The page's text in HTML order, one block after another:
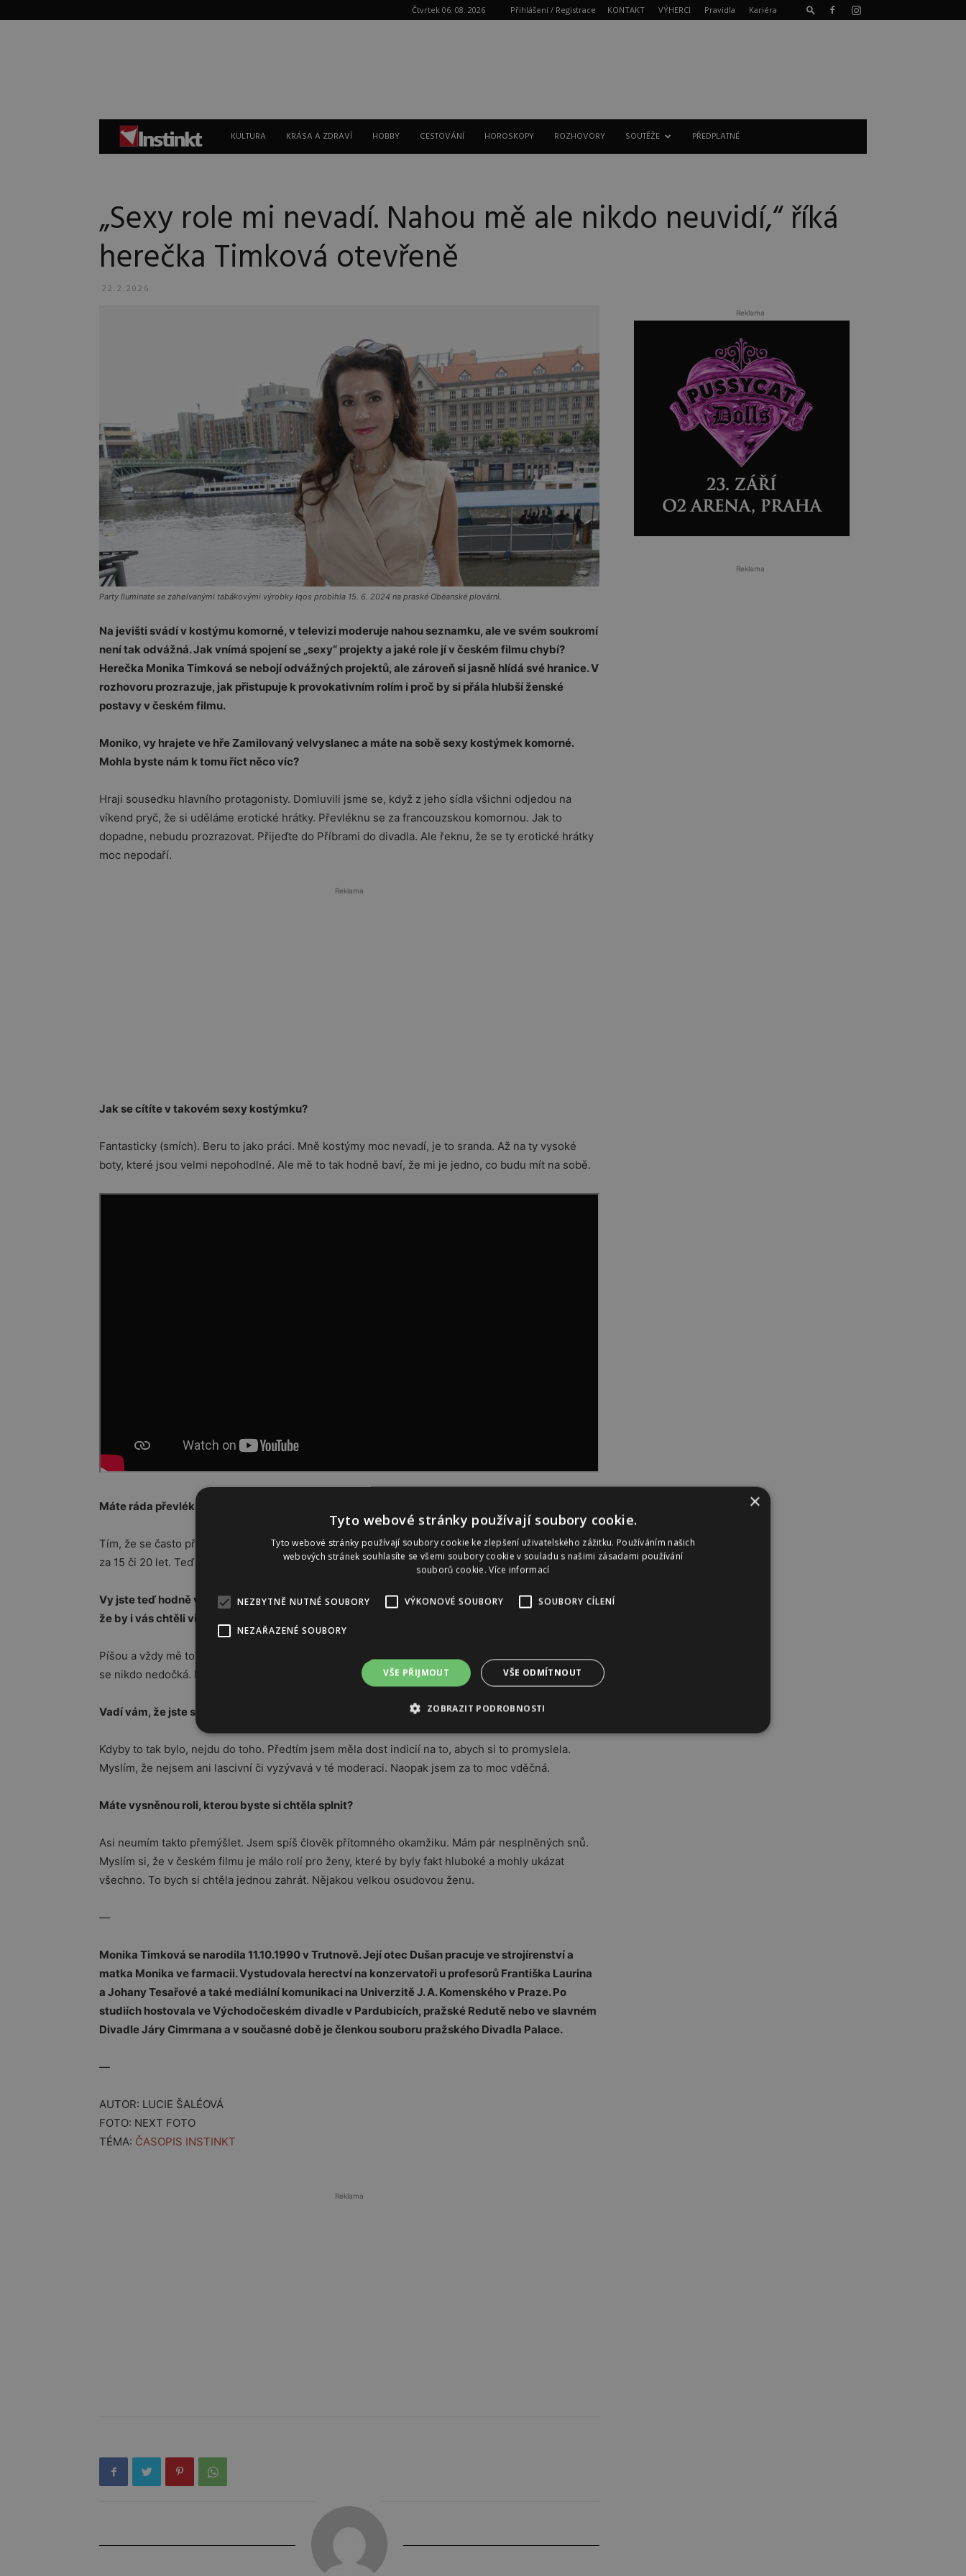
Čtvrtek 06. 08. 2026 Přihlášení / Registrace KONTAKT VÝHERCI Pravidla Kariéra
Instinkt
KULTURA KRÁSA A ZDRAVÍ HOBBY CESTOVÁNÍ HOROSKOPY ROZHOVORY SOUTĚŽE PŘEDPLATNÉ
„Sexy role mi nevadí. Nahou mě ale nikdo neuvidí,“ říká
herečka Timková otevřeně
22.2.2026
Party Iluminate se zahøívanými tabákovými výrobky Iqos probìhla 15. 6. 2024 na praské Obèanské plovárnì.
Na jevišti svádí v kostýmu komorné, v televizi moderuje nahou seznamku, ale ve svém soukromí
není tak odvážná. Jak vnímá spojení se „sexy“ projekty a jaké role jí v českém filmu chybí?
Herečka Monika Timková se nebojí odvážných projektů, ale zároveň si jasně hlídá své hranice. V
rozhovoru prozrazuje, jak přistupuje k provokativním rolím i proč by si přála hlubší ženské
postavy v českém filmu.
Moniko, vy hrajete ve hře Zamilovaný velvyslanec a máte na sobě sexy kostýmek komorné.
Mohla byste nám k tomu říct něco víc?
Hraji sousedku hlavního protagonisty. Domluvili jsme se, když z jeho sídla všichni odjedou na
víkend pryč, že si uděláme erotické hrátky. Převléknu se za francouzskou komornou. Jak to
dopadne, nebudu prozrazovat. Přijeďte do Příbrami do divadla. Ale řeknu, že se ty erotické hrátky
moc nepodaří.
Reklama
Jak se cítíte v takovém sexy kostýmku?
Fantasticky (smích). Beru to jako práci. Mně kostýmy moc nevadí, je to sranda. Až na ty vysoké
boty, které jsou velmi nepohodlné. Ale mě to tak hodně baví, že mi je jedno, co budu mít na sobě.
Máte ráda převlékání do erotických oblečků i v soukromí?
Tím, že se často převlékám v práci a měním kostýmy, si na to doma nepotrpím. Ale bůhví, co bude
za 15 či 20 let. Teď to nepraktikuji.
Vy jste teď hodně vidět jako moderátorka „nahé seznamky“ Naked Attraction. Píšou vám muži,
že by i vás chtěli vidět nahou?
Píšou a vždy mě to hrozně překvapí, protože já to jen moderuji. Mých nahých fotek a nahého těla
se nikdo nedočká. Pokud nebude u mě doma v posteli.
Vadí vám, že jste spojována s „nahou seznamkou“?
Kdyby to tak bylo, nejdu do toho. Předtím jsem měla dost indicií na to, abych si to promyslela.
Myslím, že nejsem ani lascivní či vyzývavá v té moderaci. Naopak jsem za to moc vděčná.
Máte vysněnou roli, kterou byste si chtěla splnit?
Asi neumím takto přemýšlet. Jsem spíš člověk přítomného okamžiku. Mám pár nesplněných snů.
Myslím si, že v českém filmu je málo rolí pro ženy, které by byly fakt hluboké a mohly ukázat
všechno. To bych si chtěla jednou zahrát. Nějakou velkou osudovou ženu.
—
Monika Timková se narodila 11.10.1990 v Trutnově. Její otec Dušan pracuje ve strojírenství a
matka Monika ve farmacii. Vystudovala herectví na konzervatoři u profesorů Františka Laurina
a Johany Tesařové a také mediální komunikaci na Univerzitě J. A. Komenského v Praze. Po
studiích hostovala ve Východočeském divadle v Pardubicích, pražské Redutě nebo ve slavném
Divadle Járy Cimrmana a v současné době je členkou souboru pražského Divadla Palace.
—
AUTOR: LUCIE ŠALÉOVÁ
FOTO: NEXT FOTO
TÉMA: ČASOPIS INSTINKT
Reklama
Reklama
Reklama
×
Tyto webové stránky používají soubory cookie.
Tyto webové stránky používají soubory cookie ke zlepšení uživatelského zážitku. Používáním našich
webových stránek souhlasíte se všemi soubory cookie v souladu s našimi zásadami používání
souborů cookie.Více informací
NEZBYTNĚ NUTNÉ SOUBORY VÝKONOVÉ SOUBORY SOUBORY CÍLENÍ
NEZAŘAZENÉ SOUBORY
VŠE PŘIJMOUT VŠE ODMÍTNOUT
ZOBRAZIT PODROBNOSTI